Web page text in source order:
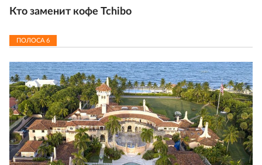
Кто заменит кофе Tchibo
ПОЛОСА 6